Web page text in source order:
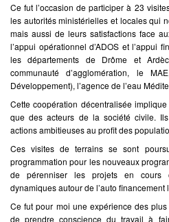
Ce fut l’occasion de participer à 23
les autorités ministérielles et locales qui
mais aussi de leurs satisfactions face
l’appui opérationnel d’ADOS et l’appui
les départements de Drôme et
communauté d’agglomération, le
Développement), l’agence de l’eau
Cette coopération décentralisée
que des acteurs de la société civile.
actions ambitieuses au profit des
Ces visites de terrains se sont
programmation pour les nouveaux
de pérenniser les projets en cours
dynamiques autour de l’auto financement
Ce fut pour moi une expérience des
de prendre conscience du travail à